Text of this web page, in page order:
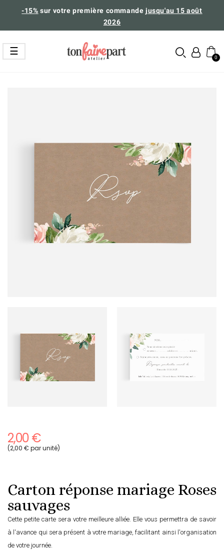
-15% sur votre première commandejusqu'au 15 août
2026
Basculer
la
navigation
☰
2,00 €
(2,00 € par unité)
Carton réponse mariage Roses
sauvages
Cette petite carte sera votre meilleure alliée. Elle vous permettra de savoir
à l'avance qui sera présent à votre mariage, facilitant ainsi l'organisation
de votre journée.